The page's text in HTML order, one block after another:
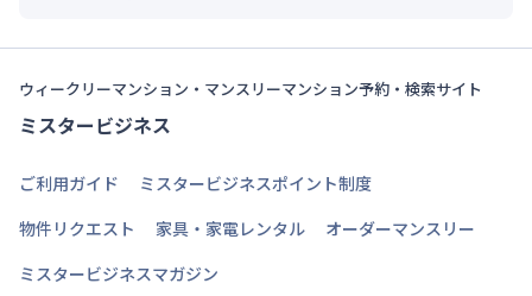
ウィークリーマンション・マンスリーマンション予約・検索サイト
ミスタービジネス
ご利用ガイド
ミスタービジネスポイント制度
物件リクエスト
家具・家電レンタル
オーダーマンスリー
ミスタービジネスマガジン